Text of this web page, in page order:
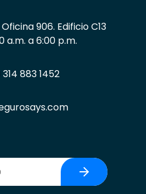
906. Edificio C13
a.m. a 6:00 p.m.
883 1452